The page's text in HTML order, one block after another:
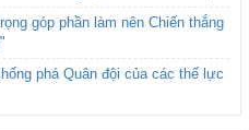
góp phần làm nên Chiến thắng
phá Quân đội của các thế lực